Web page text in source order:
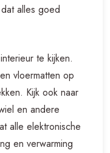
alles goed
te kijken.
vloermatten op
Kijk ook naar
en andere
alle elektronische
en verwarming